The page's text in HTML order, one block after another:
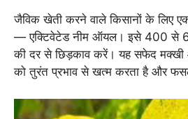
जैविक खेती करने वाले किसानों के लिए
— एक्टिवेटेड नीम ऑयल। इसे 400 से
की दर से छिड़काव करें। यह सफेद
को तुरंत प्रभाव से खत्म करता है और फसल